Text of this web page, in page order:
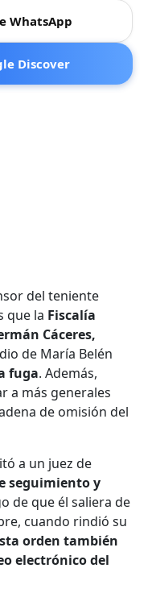
WhatsApp
Discover
del teniente
que la Fiscalía
Cáceres,
de María Belén
fuga. Además,
a más generales
de omisión del
a un juez de
seguimiento y
de que él saliera de
cuando rindió su
orden también
electrónico del